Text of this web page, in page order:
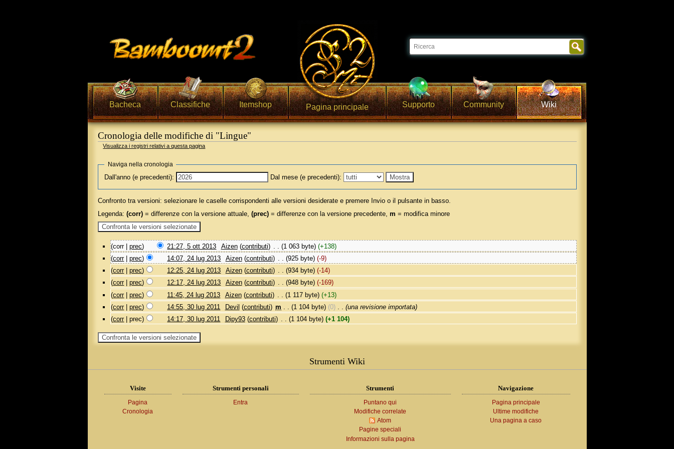
Bacheca Classifiche Itemshop Pagina principale Supporto Community Wiki
Cronologia delle modifiche di "Lingue"
Visualizza i registri relativi a questa pagina
Naviga nella cronologia
Dall'anno (e precedenti): Dal mese (e precedenti):
Confronto tra versioni: selezionare le caselle corrispondenti alle versioni desiderate e premere Invio o il pulsante in basso.
Legenda: (corr)= differenze con la versione attuale, (prec)= differenze con la versione precedente, m = modifica minore
(corr |prec) 21:27, 5 ott 2013 Aizen (contributi) (1 063 byte) (+138)
(corr|prec) 14:07, 24 lug 2013 Aizen (contributi) (925 byte) (-9)
(corr|prec) 12:25, 24 lug 2013 Aizen (contributi) . . (934 byte) (-14)
(corr|prec) 12:17, 24 lug 2013 Aizen (contributi) . . (948 byte) (-169)
(corr|prec) 11:45, 24 lug 2013 Aizen (contributi) (1 117 byte) (+13)
(corr|prec) 14:55, 30 lug 2011 Devil (contributi) ‎m (1 104 byte) (0)
(una revisione importata)
(corr| prec) 14:17, 30 lug 2011 Dipy93 (contributi) . . (1 104 byte) (+1 104)
Strumenti Wiki
Visite
Pagina
Cronologia
Strumenti personali
Entra
Strumenti
Puntano qui
Modifiche correlate
Atom
Pagine speciali
Informazioni sulla pagina
Navigazione
Pagina principale
Ultime modifiche
Una pagina a caso